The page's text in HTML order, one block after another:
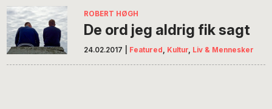
ROBERT HØGH
De ord jeg aldrig fik sagt
24.02.2017 Featured , Kultur, Liv & Mennesker